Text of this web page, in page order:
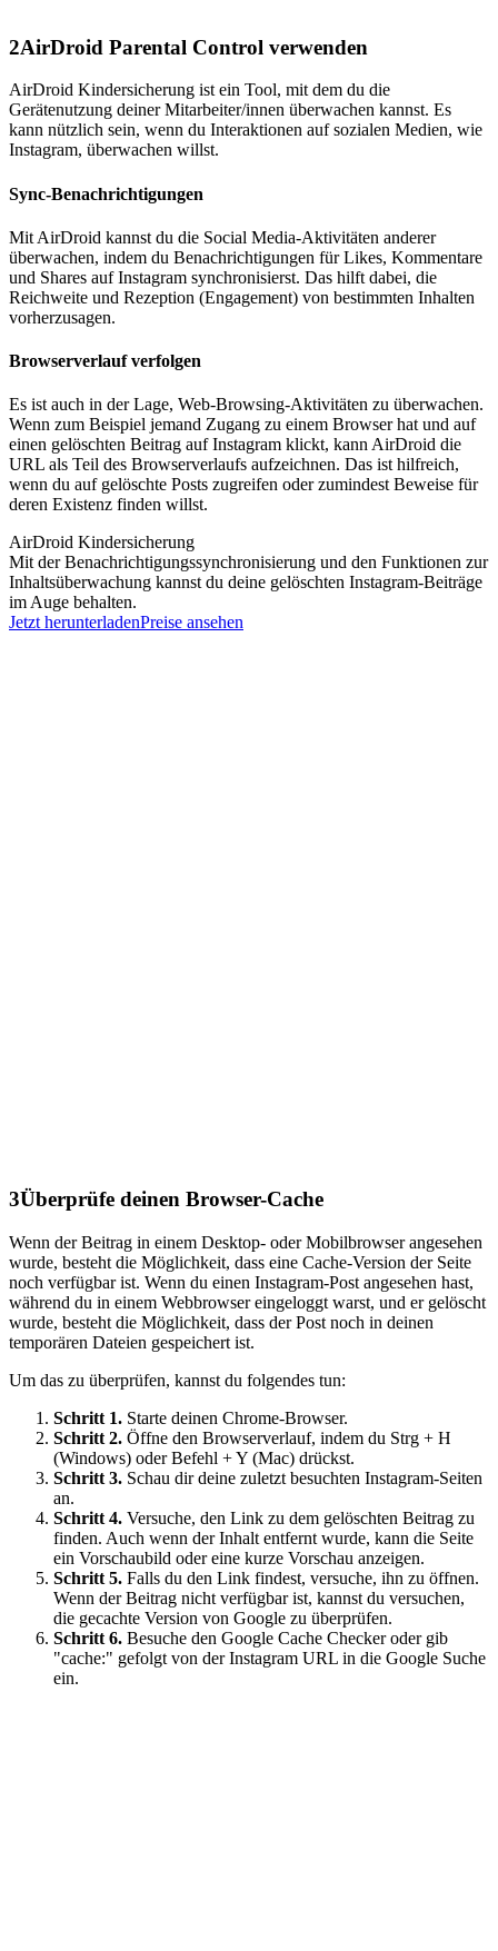
2AirDroid Parental Control verwenden
AirDroid Kindersicherung ist ein Tool, mit dem du die
Gerätenutzung deiner Mitarbeiter/innen überwachen kannst. Es
kann nützlich sein, wenn du Interaktionen auf sozialen Medien, wie
Instagram, überwachen willst.
Sync-Benachrichtigungen
Mit AirDroid kannst du die Social Media-Aktivitäten anderer
überwachen, indem du Benachrichtigungen für Likes, Kommentare
und Shares auf Instagram synchronisierst. Das hilft dabei, die
Reichweite und Rezeption (Engagement) von bestimmten Inhalten
vorherzusagen.
Browserverlauf verfolgen
Es ist auch in der Lage, Web-Browsing-Aktivitäten zu überwachen.
Wenn zum Beispiel jemand Zugang zu einem Browser hat und auf
einen gelöschten Beitrag auf Instagram klickt, kann AirDroid die
URL als Teil des Browserverlaufs aufzeichnen. Das ist hilfreich,
wenn du auf gelöschte Posts zugreifen oder zumindest Beweise für
deren Existenz finden willst.
AirDroid Kindersicherung
Mit der Benachrichtigungssynchronisierung und den Funktionen zur
Inhaltsüberwachung kannst du deine gelöschten Instagram-Beiträge
im Auge behalten.
Jetzt herunterladenPreise ansehen
3Überprüfe deinen Browser-Cache
Wenn der Beitrag in einem Desktop- oder Mobilbrowser angesehen
wurde, besteht die Möglichkeit, dass eine Cache-Version der Seite
noch verfügbar ist. Wenn du einen Instagram-Post angesehen hast,
während du in einem Webbrowser eingeloggt warst, und er gelöscht
wurde, besteht die Möglichkeit, dass der Post noch in deinen
temporären Dateien gespeichert ist.
Um das zu überprüfen, kannst du folgendes tun:
Schritt 1. Starte deinen Chrome-Browser.
Schritt 2. Öffne den Browserverlauf, indem du Strg + H
(Windows) oder Befehl + Y (Mac) drückst.
Schritt 3. Schau dir deine zuletzt besuchten Instagram-Seiten
an.
Schritt 4. Versuche, den Link zu dem gelöschten Beitrag zu
finden. Auch wenn der Inhalt entfernt wurde, kann die Seite
ein Vorschaubild oder eine kurze Vorschau anzeigen.
Schritt 5. Falls du den Link findest, versuche, ihn zu öffnen.
Wenn der Beitrag nicht verfügbar ist, kannst du versuchen,
die gecachte Version von Google zu überprüfen.
Schritt 6. Besuche den Google Cache Checker oder gib
"cache:" gefolgt von der Instagram URL in die Google Suche
ein.